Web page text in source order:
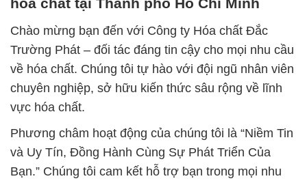
hóa chất tại Thành phố Hồ Chí Minh
Chào mừng bạn đến với Công ty Hóa chất Đắc
Trường Phát – đối tác đáng tin cậy cho mọi nhu cầu
về hóa chất. Chúng tôi tự hào với đội ngũ nhân viên
chuyên nghiệp, sở hữu kiến thức sâu rộng về lĩnh
vực hóa chất.
Phương châm hoạt động của chúng tôi là “Niềm Tin
và Uy Tín, Đồng Hành Cùng Sự Phát Triển Của
Bạn.” Chúng tôi cam kết hỗ trợ bạn trong mọi nhu